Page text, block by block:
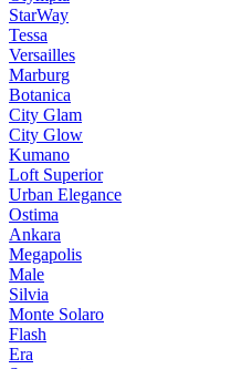
StarWay
Tessa
Versailles
Marburg
Botanica
City Glam
City Glow
Kumano
Loft Superior
Urban Elegance
Ostima
Ankara
Megapolis
Male
Silvia
Monte Solaro
Flash
Era